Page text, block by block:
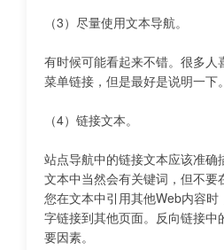
（3）尽量使用文本导航。
有时候可能看起来不错。很多人
菜单链接，但是最好是说明一下。
（4）链接文本。
站点导航中的链接文本应该准确
文本中当然会有关键词，但不要
您在文本中引用其他Web内容
字链接到其他页面。反向链接中
要因素。